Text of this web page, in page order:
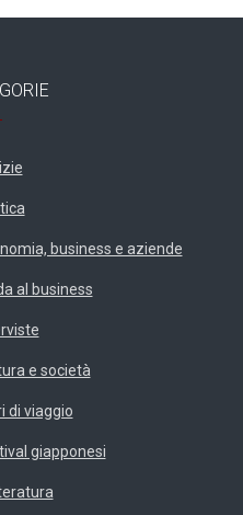
business e aziende
al business
e società
di viaggio
giapponesi